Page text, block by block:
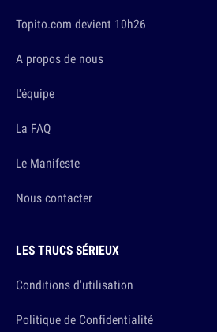
Topito.com devient 10h26
A propos de nous
L'équipe
La FAQ
Le Manifeste
Nous contacter
LES TRUCS SÉRIEUX
Conditions d'utilisation
Politique de Confidentialité